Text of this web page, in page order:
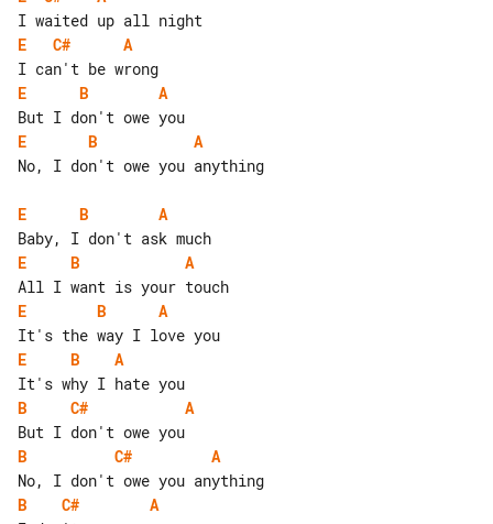
E
C#
A
E
B
A
E
B
A
No, I don't owe you anything
E B
A
E
B
A
E
B
A
E
B
A
B
C#
A
B
C#
A
B
C#
A